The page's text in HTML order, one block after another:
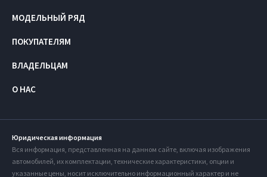
МОДЕЛЬНЫЙ РЯД
ПОКУПАТЕЛЯМ
ВЛАДЕЛЬЦАМ
О НАС
Юридическая информация
Вся информация, представленная на данном сайте, включая изображения
автомобилей, их комплектации, технические характеристики, опции и
указанные цены, носит исключительно информационный характер и не